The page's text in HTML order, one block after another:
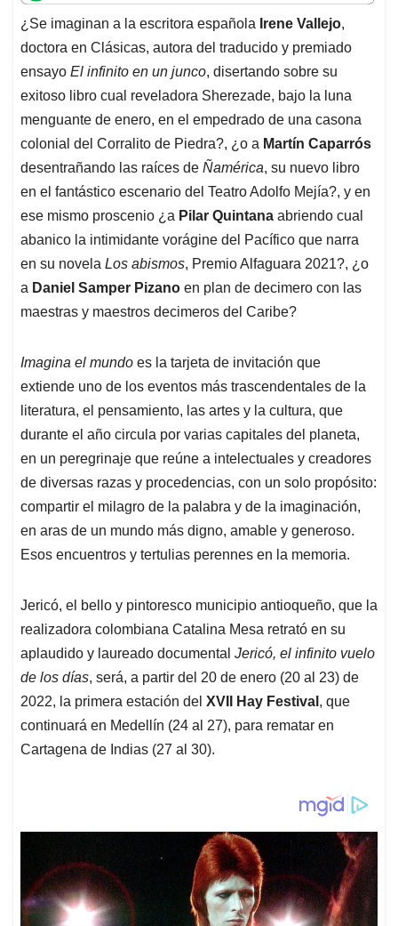
t
s
A
p
p
e
b
o
o
k
k
e
d
I
n
i
l
e
a
d
s
¿Se imaginan a la escritora española Irene Vallejo,
doctora en Clásicas, autora del traducido y premiado
ensayo El infinito en un junco, disertando sobre su
exitoso libro cual reveladora Sherezade, bajo la luna
menguante de enero, en el empedrado de una casona
colonial del Corralito de Piedra?, ¿o a Martín Caparrós
desentrañando las raíces de Ñamérica, su nuevo libro
en el fantástico escenario del Teatro Adolfo Mejía?, y en
ese mismo proscenio ¿a Pilar Quintana abriendo cual
abanico la intimidante vorágine del Pacífico que narra
en su novela Los abismos, Premio Alfaguara 2021?, ¿o
a Daniel Samper Pizano en plan de decimero con las
maestras y maestros decimeros del Caribe?
Imagina el mundo es la tarjeta de invitación que
extiende uno de los eventos más trascendentales de la
literatura, el pensamiento, las artes y la cultura, que
durante el año circula por varias capitales del planeta,
en un peregrinaje que reúne a intelectuales y creadores
de diversas razas y procedencias, con un solo propósito:
compartir el milagro de la palabra y de la imaginación,
en aras de un mundo más digno, amable y generoso.
Esos encuentros y tertulias perennes en la memoria.
Jericó, el bello y pintoresco municipio antioqueño, que la
realizadora colombiana Catalina Mesa retrató en su
aplaudido y laureado documental Jericó, el infinito vuelo
de los días, será, a partir del 20 de enero (20 al 23) de
2022, la primera estación del XVII Hay Festival , que
continuará en Medellín (24 al 27), para rematar en
Cartagena de Indias (27 al 30).